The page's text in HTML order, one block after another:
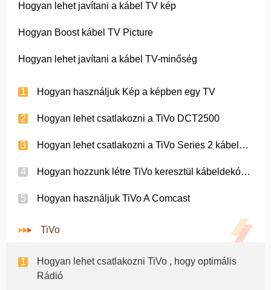
Hogyan lehet javítani a kábel TV kép
Hogyan Boost kábel TV Picture
Hogyan lehet javítani a kábel TV-minőség
Hogyan használjuk Kép a képben egy TV
Hogyan lehet csatlakozni a TiVo DCT2500
Hogyan lehet csatlakozni a TiVo Series 2 kábeldekóderhez
Hogyan hozzunk létre TiVo keresztül kábeldekóderhez
Hogyan használjuk TiVo A Comcast
TiVo
Hogyan lehet csatlakozni TiVo , hogy optimális
Rádió